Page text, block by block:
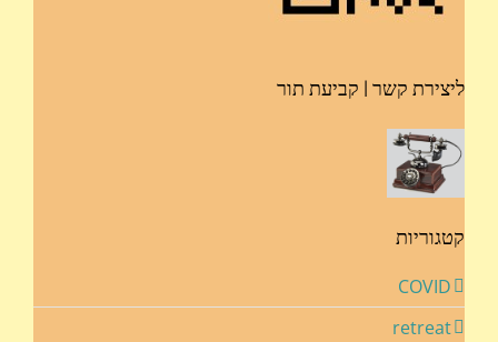
ליצירת קשר | קביעת תור
קטגוריות
COVID
retreat